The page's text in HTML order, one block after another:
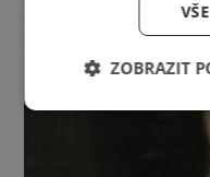
ZOBRAZIT